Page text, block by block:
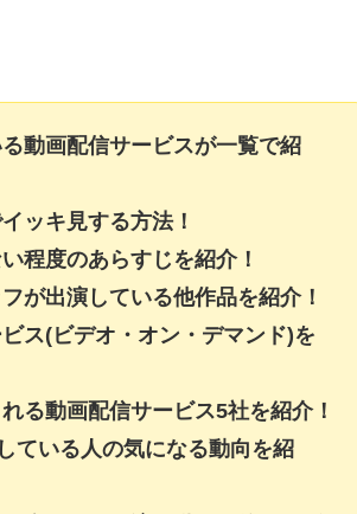
動画配信サービスが一覧で紹
ッキ見する方法！
程度のあらすじを紹介！
が出演している他作品を紹介！
ス(ビデオ・オン・デマンド)を
る動画配信サービス5社を紹介！
ている人の気になる動向を紹